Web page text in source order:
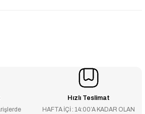
Hızlı Teslimat
HAFTA İÇİ : 14:00’A KADAR OLAN